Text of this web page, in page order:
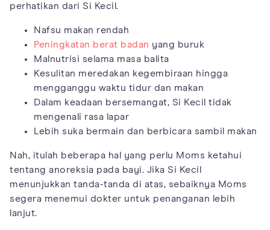
perhatikan dari Si Kecil.
Nafsu makan rendah
Peningkatan berat badan yang buruk
Malnutrisi selama masa balita
Kesulitan meredakan kegembiraan hingga
mengganggu waktu tidur dan makan
Dalam keadaan bersemangat, Si Kecil tidak
mengenali rasa lapar
Lebih suka bermain dan berbicara sambil makan
Nah, itulah beberapa hal yang perlu Moms ketahui
tentang anoreksia pada bayi. Jika Si Kecil
menunjukkan tanda-tanda di atas, sebaiknya Moms
segera menemui dokter untuk penanganan lebih
lanjut.